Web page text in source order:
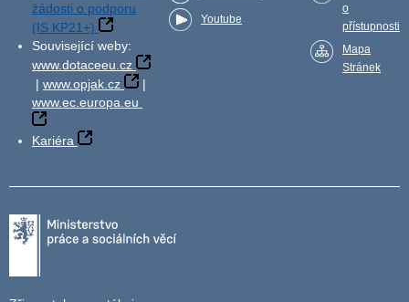
žádosti o podporu
(IS KP21+)
Související weby:
www.dotaceeu.cz
| www.opjak.cz
|
www.ec.europa.eu
Kariéra
Youtube
o
přístupnosti
Mapa
Stránek